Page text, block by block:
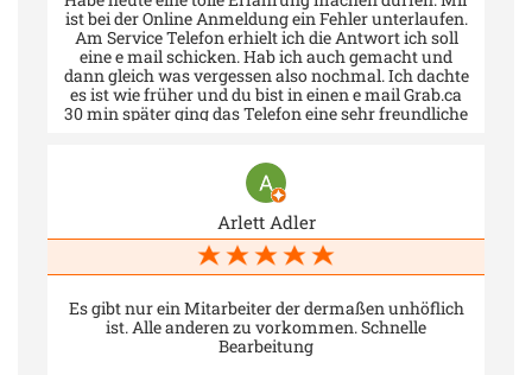
ist bei der Online Anmeldung ein Fehler unterlaufen.
Am Service Telefon erhielt ich die Antwort ich soll
eine e mail schicken. Hab ich auch gemacht und
dann gleich was vergessen also nochmal. Ich dachte
es ist wie früher und du bist in einen e mail Grab.ca
30 min später ging das Telefon eine sehr freundliche
nochmals Gebühren kostet. Das war mir eigentlich
klar und ich war froh am selben Tag das Problem
gelöst zu bekommen. Beim eintreffen den Sidi
angesprochen sehr freundlich und mega nett wurde
ich an den entsprechenden Platz gebracht. Hier
wurde mir so kompetent und freundlich geholfen. Die
mußte aber es war ja mein eigenes verschulden. Zum
ersten Mal bin ich mit einem Lächeln und gutem
Gefühl aus der Zulassungsstelle gekommen.
DANKE!!!
Arlett Adler
Es gibt nur ein Mitarbeiter der dermaßen unhöflich
ist. Alle anderen zu vorkommen. Schnelle
Bearbeitung